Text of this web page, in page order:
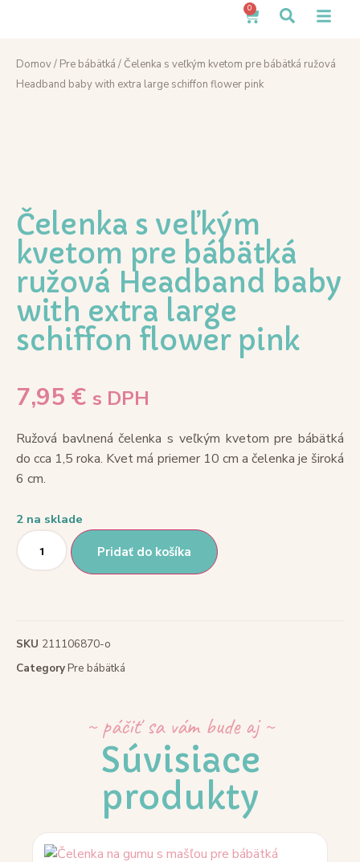
0
Domov/ Pre bábätká / Čelenka s veľkým kvetom pre bábätká ružová
Headband baby with extra large schiffon flower pink
Čelenka s veľkým
kvetom pre bábätká
ružová Headband baby
with extra large
schiffon flower pink
7,95 € s DPH
Ružová bavlnená čelenka s veľkým kvetom pre bábätká
do cca 1,5 roka. Kvet má priemer 10 cm a čelenka je široká
6 cm.
2 na sklade
Pridať do košíka
SKU 211106870-o
CategoryPre bábätká
~ páčiť sa vám bude aj ~
Súvisiace
produkty